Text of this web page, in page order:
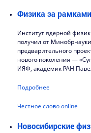
Физика за
Институт ядерной
получил от
предварительного
нового поколения —
ИЯФ, академик РАН
Подробнее
Честное слово online
Новосибирские